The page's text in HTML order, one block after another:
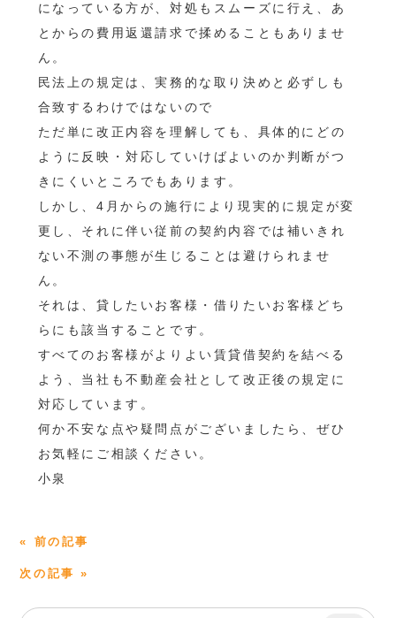
になっている方が、対処もスムーズに行え、あ
とからの費用返還請求で揉めることもありませ
ん。
民法上の規定は、実務的な取り決めと必ずしも
合致するわけではないので
ただ単に改正内容を理解しても、具体的にどの
ように反映・対応していけばよいのか判断がつ
きにくいところでもあります。
しかし、4月からの施行により現実的に規定が変
更し、それに伴い従前の契約内容では補いきれ
ない不測の事態が生じることは避けられませ
ん。
それは、貸したいお客様・借りたいお客様どち
らにも該当することです。
すべてのお客様がよりよい賃貸借契約を結べる
よう、当社も不動産会社として改正後の規定に
対応しています。
何か不安な点や疑問点がございましたら、ぜひ
お気軽にご相談ください。
小泉
« 前の記事
次の記事 »